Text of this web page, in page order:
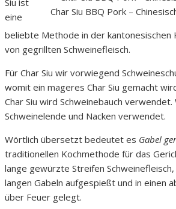
Char Siu BBQ Pork –
eine
beliebte Methode in der kantonesischen
von gegrillten Schweinefleisch.
Für Char Siu wir vorwiegend
womit ein mageres Char Siu gemacht
Char Siu wird Schweinebauch
Schweinelende und Nacken verwendet.
Wörtlich übersetzt bedeutet es Gabel
traditionellen Kochmethode für das
lange gewürzte Streifen
langen Gabeln aufgespießt und in einen
über Feuer gelegt.